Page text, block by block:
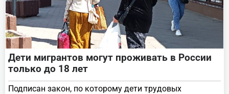
Дети мигрантов могут проживать в России
только до 18 лет
Подписан закон, по которому дети трудовых